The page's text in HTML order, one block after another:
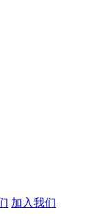
加入我们